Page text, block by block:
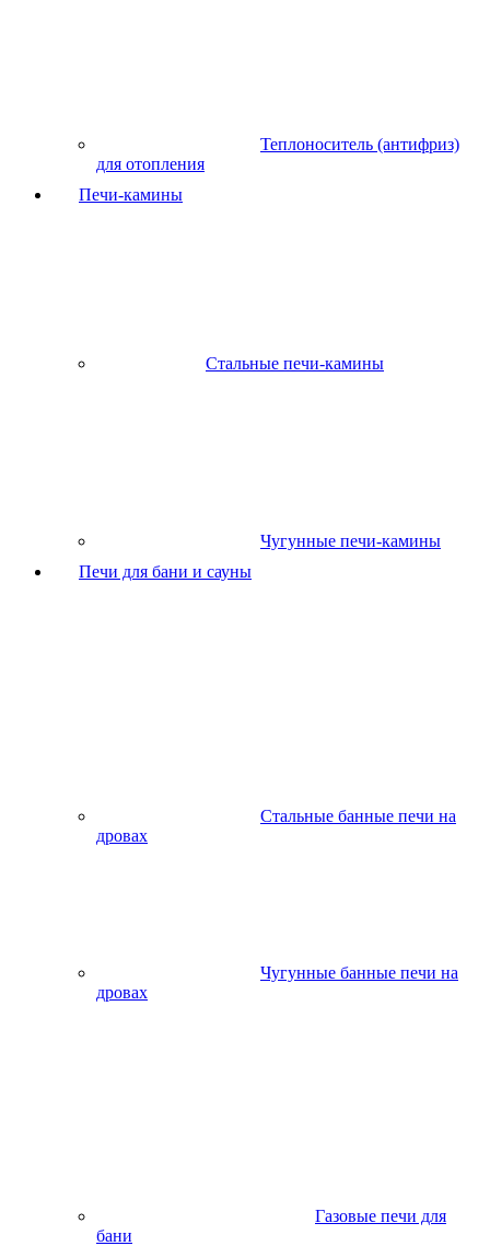
Теплоноситель (антифриз)
для отопления
Печи-камины
Стальные печи-камины
Чугунные печи-камины
Печи для бани и сауны
Стальные банные печи на
дровах
Чугунные банные печи на
дровах
Газовые печи для
бани